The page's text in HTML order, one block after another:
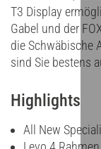
T3 Display
Gabel und der
die Schwäbische
sind Sie bestens
Highlights
All New